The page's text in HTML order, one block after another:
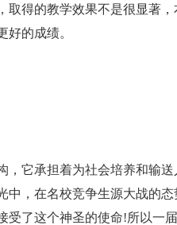
取得的教学效果不是很显著
的成绩。
它承担着为社会培养和输送
中，在名校竞争生源大战的
受了这个神圣的使命!所以一